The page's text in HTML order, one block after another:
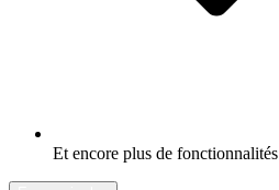
Et encore plus de fonctionnalités